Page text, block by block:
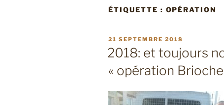
ÉTIQUETTE : OPÉRATION
PUBLIÉ
LE
21 SEPTEMBRE 2018
2018: et toujours
« opération